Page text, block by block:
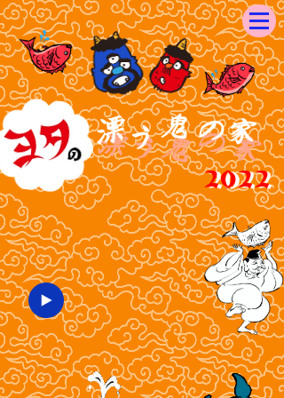
鬼
鬼
う
う
漂
漂 の
の
家
家
2022
2022